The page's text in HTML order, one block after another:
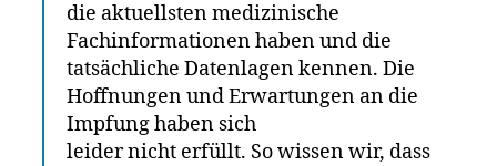
die aktuellsten medizinische
Fachinformationen haben und die
tatsächliche Datenlagen kennen. Die
Hoffnungen und Erwartungen an die
Impfung haben sich
leider nicht erfüllt. So wissen wir, dass